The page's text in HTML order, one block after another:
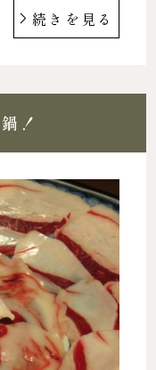
続きを見る
！